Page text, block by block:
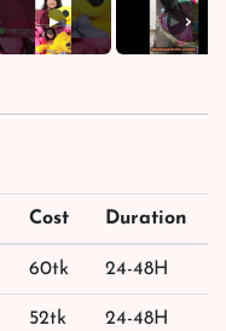
▶ ▶ ›
Cost Duration
60tk 24-48H
52tk 24-48H